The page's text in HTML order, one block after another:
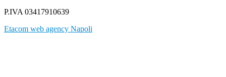
P.IVA 03417910639
Etacom web agency Napoli